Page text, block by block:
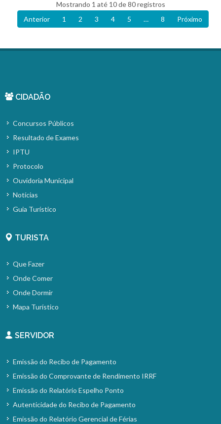
Mostrando 1 até 10 de 80 registros
Anterior
1 2 3 4 5 … 8 Próximo
CIDADÃO
Concursos Públicos
Resultado de Exames
IPTU
Protocolo
Ouvidoria Municipal
Notícias
Guia Turístico
TURISTA
Que Fazer
Onde Comer
Onde Dormir
Mapa Turístico
SERVIDOR
Emissão do Recibo de Pagamento
Emissão do Comprovante de Rendimento IRRF
Emissão do Relatório Espelho Ponto
Autenticidade do Recibo de Pagamento
Emissão do Relatório Gerencial de Férias